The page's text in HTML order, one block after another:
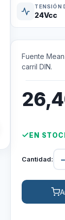
TENSIÓN
24Vcc
Fuente
carril DIN.
EN
Cantidad: −